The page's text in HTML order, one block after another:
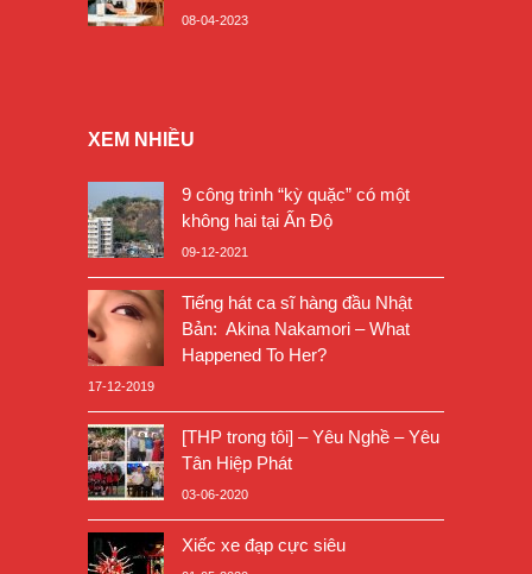
08-04-2023
XEM NHIỀU
9 công trình “kỳ quặc” có một
không hai tại Ấn Độ
09-12-2021
Tiếng hát ca sĩ hàng đầu Nhật
Bản: Akina Nakamori – What
Happened To Her?
17-12-2019
[THP trong tôi] – Yêu Nghề – Yêu
Tân Hiệp Phát
03-06-2020
Xiếc xe đạp cực siêu